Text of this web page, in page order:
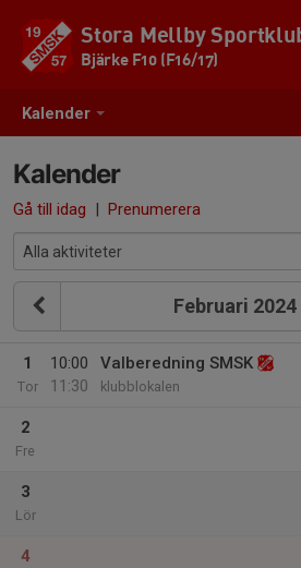
Kalender
Stora Mellby
Bjärke F10 (F16/17)
Kalender
Gå till idag | Prenumerera
Februari 2024
1
Tor
10:00
11:30
Valberedning SMSK
klubblokalen
2
Fre
3
Lör
4